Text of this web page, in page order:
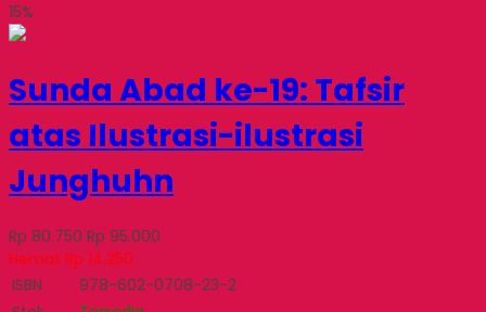
15%
Sunda Abad ke-19: Tafsir
atas Ilustrasi-ilustrasi
Junghuhn
Rp 80.750 Rp 95.000
Hemat Rp 14.250
ISBN
978-602-0708-23-2